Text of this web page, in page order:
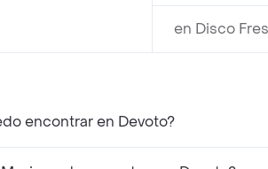
en Disco
encontrar en Devoto?